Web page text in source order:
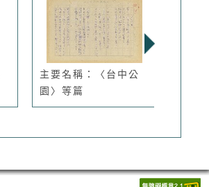
主要名稱：〈台中公
園〉等篇